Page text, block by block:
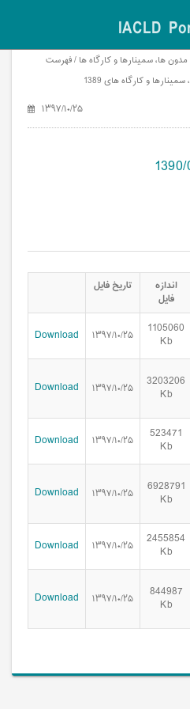
IACLD
ها، سمینارها و کارگاه ها / فهرست
و کارگاه های 1389
۱۳۹۷/۱۰/۲۵
اندازه
فایل
تاریخ فایل
1105060
Kb ۱۳۹۷/۱۰/۲۵ Download
3203206
Kb ۱۳۹۷/۱۰/۲۵ Download
523471
Kb ۱۳۹۷/۱۰/۲۵ Download
6928791
Kb ۱۳۹۷/۱۰/۲۵ Download
2455854
Kb ۱۳۹۷/۱۰/۲۵ Download
844987
Kb ۱۳۹۷/۱۰/۲۵ Download